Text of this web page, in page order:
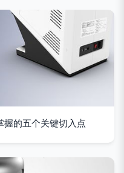
握的五个关键切入点